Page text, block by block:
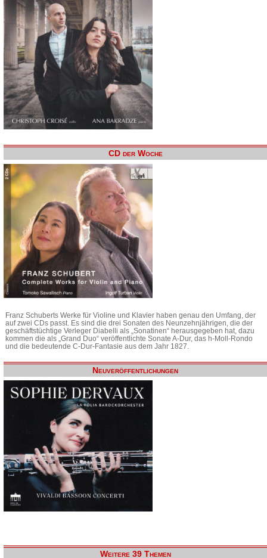
CD der Woche
Franz Schuberts Werke für Violine und Klavier haben genau den Umfang, der
auf zwei CDs passt. Es sind die drei Sonaten des Neunzehnjährigen, die der
geschäftstüchtige Verleger Diabelli als „Sonatinen“ herausgegeben hat, dazu
kommen die als „Grand Duo“ veröffentlichte Sonate A-Dur, das h-Moll-Rondo
und die bedeutende C-Dur-Fantasie aus dem Jahr 1827.
Neuveröffentlichungen
Weitere 39 Themen